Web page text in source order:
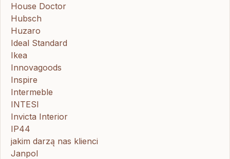
House Doctor
Hubsch
Huzaro
Ideal Standard
Ikea
Innovagoods
Inspire
Intermeble
INTESI
Invicta Interior
IP44
jakim darzą nas klienci
Janpol